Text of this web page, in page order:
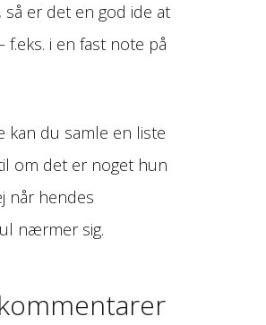
så er det en god ide at
f.eks. i en fast note på
kan du samle en liste
om det er noget hun
når hendes
nærmer sig.